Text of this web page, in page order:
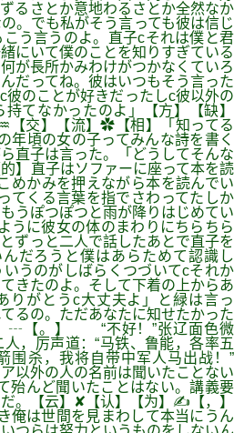
るさとか意地わるさとか全然なか
。でも私がそう言っても彼は信じ
う言うのよ。直子cそれは僕と君
にいて僕のことを知りすぎている
が長所かみわけがつかなくていろ
だってね。彼はいつもそう言った
彼のことが好きだったしc彼以外の
てなかったのよ」【方】【缺】
【交】【流】✿【相】「知ってる
年頃の女の子ってみんな詩を書く
直子は言った。「どうしてそんな
】直子はソファーに座って本を読
めかみを押えながら本を読んでい
てくる言葉を指でさわってたしか
うぽつぽつと雨が降りはじめてい
うに彼女の体のまわりにちらちら
ずっと二人で話したあとで直子を
だろうと僕はあらためて認識し
うのがしばらくつづいてcそれか
きたのよ。そして下着の上からあ
りがとうc大丈夫よ」と緑は言っ
るの。ただあなたに知せたかった
┄【。】 “不好！”张辽面色微
，厉声道：“马铁、鲁能，各率五
围杀，我将自带中军人马出战！”
以外の人の名前は聞いたことない
殆んど聞いたことはない。講義要
。【云】✘【认】【为】✍【，】
俺は世間を見まわして本当にうん